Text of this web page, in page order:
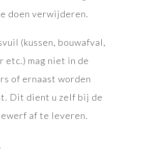
doen verwijderen.
(kussen, bouwafval,
etc.) mag niet in de
of ernaast worden
Dit dient u zelf bij de
af te leveren.